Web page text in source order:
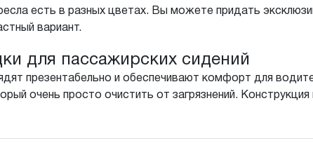
есть в разных цветах. Вы можете придать
вариант.
для пассажирских сидений
презентабельно и обеспечивают комфорт для
очень просто очистить от загрязнений.